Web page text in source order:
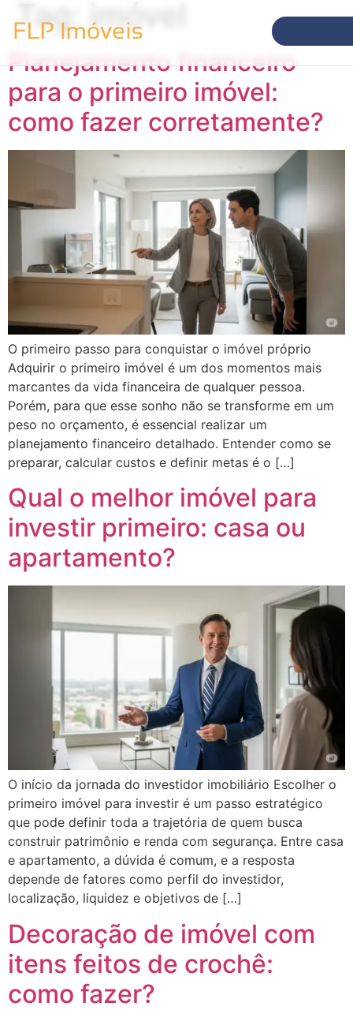
Tag: imóvel
Planejamento financeiro
para o primeiro imóvel:
como fazer corretamente?
O primeiro passo para conquistar o imóvel próprio
Adquirir o primeiro imóvel é um dos momentos mais
marcantes da vida financeira de qualquer pessoa.
Porém, para que esse sonho não se transforme em um
peso no orçamento, é essencial realizar um
planejamento financeiro detalhado. Entender como se
preparar, calcular custos e definir metas é o […]
Qual o melhor imóvel para
investir primeiro: casa ou
apartamento?
O início da jornada do investidor imobiliário Escolher o
primeiro imóvel para investir é um passo estratégico
que pode definir toda a trajetória de quem busca
construir patrimônio e renda com segurança. Entre casa
e apartamento, a dúvida é comum, e a resposta
depende de fatores como perfil do investidor,
localização, liquidez e objetivos de […]
Decoração de imóvel com
itens feitos de crochê:
como fazer?